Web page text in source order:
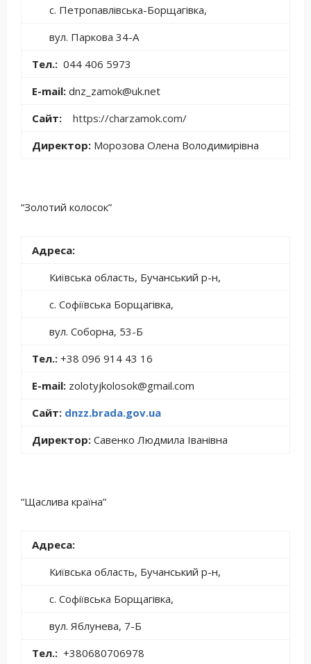
с. Петропавлівська-Борщагівка,
вул. Паркова 34-А
Тел.: 044 406 5973
E-mail: dnz_zamok@uk.net
Сайт: https://charzamok.com/
Директор: Морозова Олена Володимирівна
“Золотий колосок”
Адреса:
Київська область, Бучанський р-н,
с. Софіївська Борщагівка,
вул. Соборна, 53-Б
Тел.: +38 096 914 43 16
E-mail: zolotyjkolosok@gmail.com
Сайт: dnzz.brada.gov.ua
Директор: Савенко Людмила Іванівна
“Щаслива країна”
Адреса:
Київська область, Бучанський р-н,
с. Софіївська Борщагівка,
вул. Яблунева, 7-Б
Тел.: +380680706978